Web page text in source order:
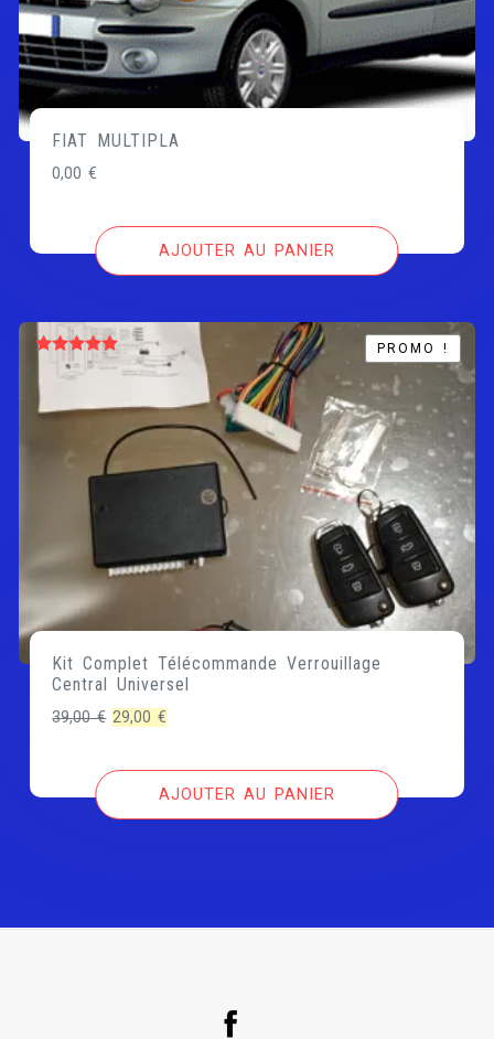
FIAT MULTIPLA
0,00€
AJOUTER AU PANIER
Note 5.00
PROMO !
PROMO !
Kit Complet Télécommande Verrouillage
Central Universel
39,00€ Le
initial
29,00€
actuel
est :
AJOUTER AU PANIER